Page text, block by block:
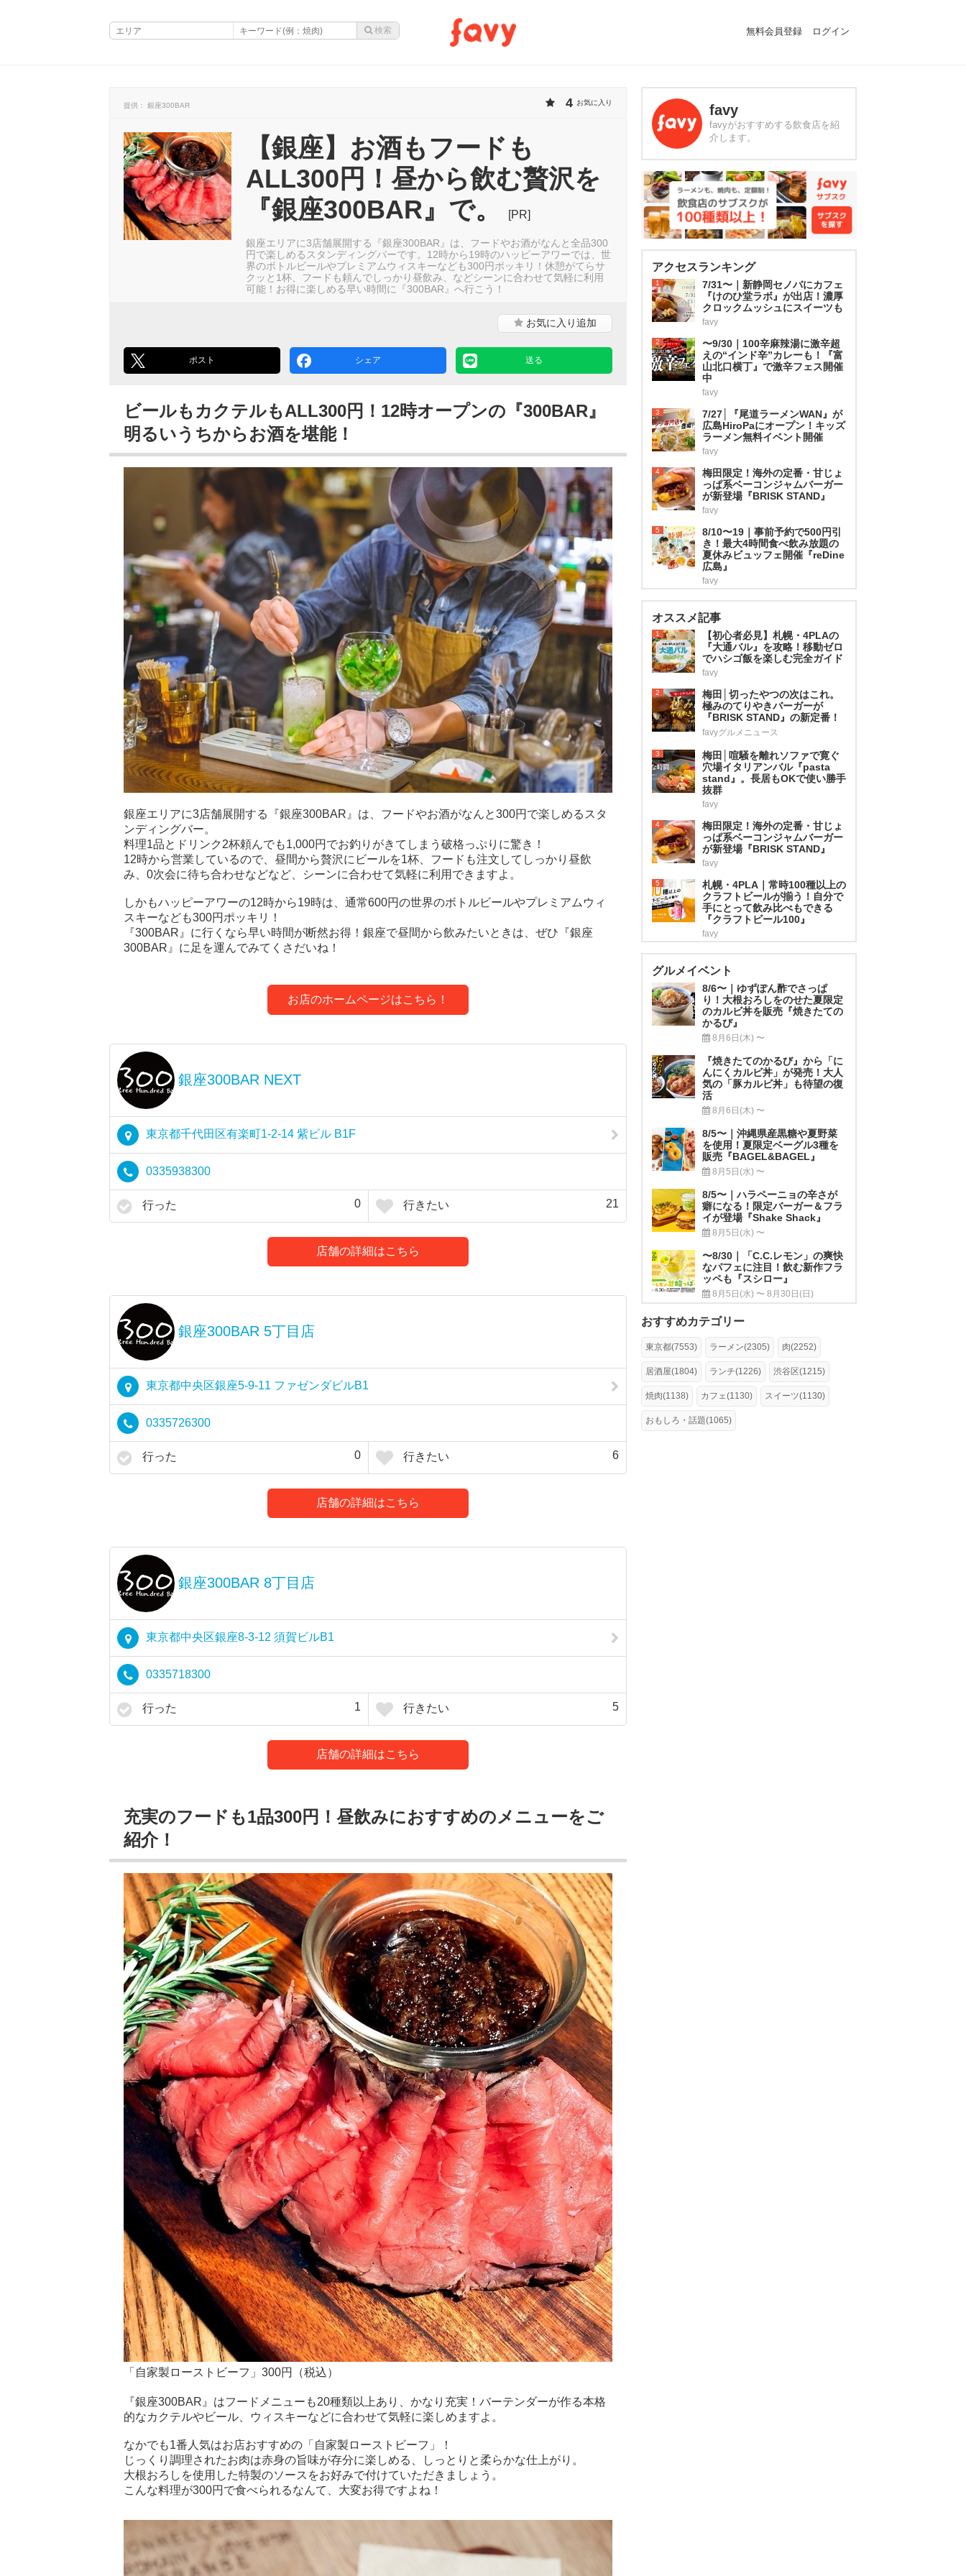
無料会員登録 ログイン
提供： 銀座300BAR 4 お気に入り
【銀座】お酒もフードも
ALL300円！昼から飲む贅沢を
『銀座300BAR』で。
[PR]
銀座エリアに3店舗展開する『銀座300BAR』は、フードやお酒がなんと全品300
円で楽しめるスタンディングバーです。12時から19時のハッピーアワーでは、世
界のボトルビールやプレミアムウィスキーなども300円ポッキリ！休憩がてらサ
クッと1杯、フードも頼んでしっかり昼飲み、などシーンに合わせて気軽に利用
可能！お得に楽しめる早い時間に『300BAR』へ行こう！
お気に入り追加
ポスト シェア 送る
ビールもカクテルもALL300円！12時オープンの『300BAR』
明るいうちからお酒を堪能！
銀座エリアに3店舗展開する『銀座300BAR』は、フードやお酒がなんと300円で楽しめるスタ
ンディングバー。
料理1品とドリンク2杯頼んでも1,000円でお釣りがきてしまう破格っぷりに驚き！
12時から営業しているので、昼間から贅沢にビールを1杯、フードも注文してしっかり昼飲
み、0次会に待ち合わせなどなど、シーンに合わせて気軽に利用できますよ。
しかもハッピーアワーの12時から19時は、通常600円の世界のボトルビールやプレミアムウィ
スキーなども300円ポッキリ！
『300BAR』に行くなら早い時間が断然お得！銀座で昼間から飲みたいときは、ぜひ『銀座
300BAR』に足を運んでみてくさだいね！
お店のホームページはこちら！
銀座300BAR NEXT
東京都千代田区有楽町1-2-14 紫ビル B1F
0335938300
行った 0 行きたい 21
店舗の詳細はこちら
銀座300BAR 5丁目店
東京都中央区銀座5-9-11 ファゼンダビルB1
0335726300
行った 0 行きたい 6
店舗の詳細はこちら
銀座300BAR 8丁目店
東京都中央区銀座8-3-12 須賀ビルB1
0335718300
行った 1 行きたい 5
店舗の詳細はこちら
充実のフードも1品300円！昼飲みにおすすめのメニューをご
紹介！
「自家製ローストビーフ」300円（税込）
『銀座300BAR』はフードメニューも20種類以上あり、かなり充実！バーテンダーが作る本格
的なカクテルやビール、ウィスキーなどに合わせて気軽に楽しめますよ。
なかでも1番人気はお店おすすめの「自家製ローストビーフ」！
じっくり調理されたお肉は赤身の旨味が存分に楽しめる、しっとりと柔らかな仕上がり。
大根おろしを使用した特製のソースをお好みで付けていただきましょう。
こんな料理が300円で食べられるなんて、大変お得ですよね！
favy
favyがおすすめする飲食店を紹
介します。
アクセスランキング
1
7/31〜｜新静岡セノバにカフェ
『けのひ堂ラボ』が出店！濃厚
クロックムッシュにスイーツも
favy
2
〜9/30｜100辛麻辣湯に激辛超
えの“インド辛”カレーも！『富
山北口横丁』で激辛フェス開催
中
favy
3
7/27│『尾道ラーメンWAN』が
広島HiroPaにオープン！キッズ
ラーメン無料イベント開催
favy
4
梅田限定！海外の定番・甘じょ
っぱ系ベーコンジャムバーガー
が新登場『BRISK STAND』
favy
5
8/10〜19｜事前予約で500円引
き！最大4時間食べ飲み放題の
夏休みビュッフェ開催『reDine
広島』
favy
オススメ記事
1
【初心者必見】札幌・4PLAの
『大通バル』を攻略！移動ゼロ
でハシゴ飯を楽しむ完全ガイド
favy
2
梅田│切ったやつの次はこれ。
極みのてりやきバーガーが
『BRISK STAND』の新定番！
favyグルメニュース
3
梅田│喧騒を離れソファで寛ぐ
穴場イタリアンバル『pasta
stand』。長居もOKで使い勝手
抜群
favy
4
梅田限定！海外の定番・甘じょ
っぱ系ベーコンジャムバーガー
が新登場『BRISK STAND』
favy
5
札幌・4PLA｜常時100種以上の
クラフトビールが揃う！自分で
手にとって飲み比べもできる
『クラフトビール100』
favy
グルメイベント
8/6〜｜ゆずぽん酢でさっぱ
り！大根おろしをのせた夏限定
のカルビ丼を販売『焼きたての
かるび』
8月6日(木) 〜
『焼きたてのかるび』から「に
んにくカルビ丼」が発売！大人
気の「豚カルビ丼」も待望の復
活
8月6日(木) 〜
8/5〜｜沖縄県産黒糖や夏野菜
を使用！夏限定ベーグル3種を
販売『BAGEL&BAGEL』
8月5日(水) 〜
8/5〜｜ハラペーニョの辛さが
癖になる！限定バーガー＆フラ
イが登場『Shake Shack』
8月5日(水) 〜
〜8/30｜「C.C.レモン」の爽快
なパフェに注目！飲む新作フラ
ッペも『スシロー』
8月5日(水) 〜 8月30日(日)
おすすめカテゴリー
東京都(7553) ラーメン(2305) 肉(2252)
居酒屋(1804) ランチ(1226) 渋谷区(1215)
焼肉(1138) カフェ(1130) スイーツ(1130)
おもしろ・話題(1065)